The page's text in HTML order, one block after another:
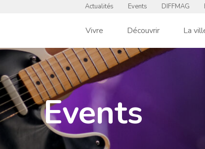
Actualités Events DIFFMAG
Vivre Découvrir La
Events